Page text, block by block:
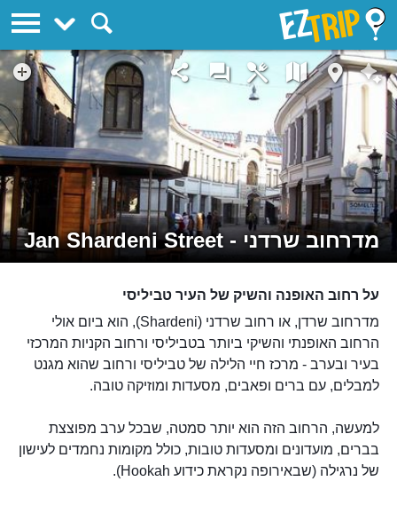
מדרחוב שרדני - Jan Shardeni Street
על רחוב האופנה והשיק של העיר טביליסי
מדרחוב שרדן, או רחוב שרדני (Shardeni), הוא ביום אולי
הרחוב האופנתי והשיקי ביותר בטביליסי ורחוב הקניות המרכזי
בעיר ובערב - מרכז חיי הלילה של טביליסי ורחוב שהוא מגנט
למבלים, עם ברים ופאבים, מסעדות ומוזיקה טובה.
למעשה, הרחוב הזה הוא יותר סמטה, שבכל ערב מפוצצת
בברים, מועדונים ומסעדות טובות, כולל מקומות נחמדים לעישון
של נרגילה (שבאירופה נקראת כידוע Hookah).
EZTrip